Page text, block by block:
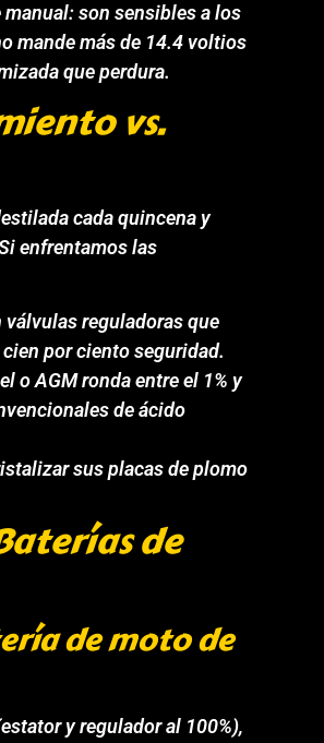
son sensibles a los
mande más de 14.4 voltios
que perdura.
vs.
cada quincena y
enfrentamos las
reguladoras que
por ciento seguridad.
o AGM ronda entre el 1% y
de ácido
sus placas de plomo
de
de moto de
y regulador al 100%),